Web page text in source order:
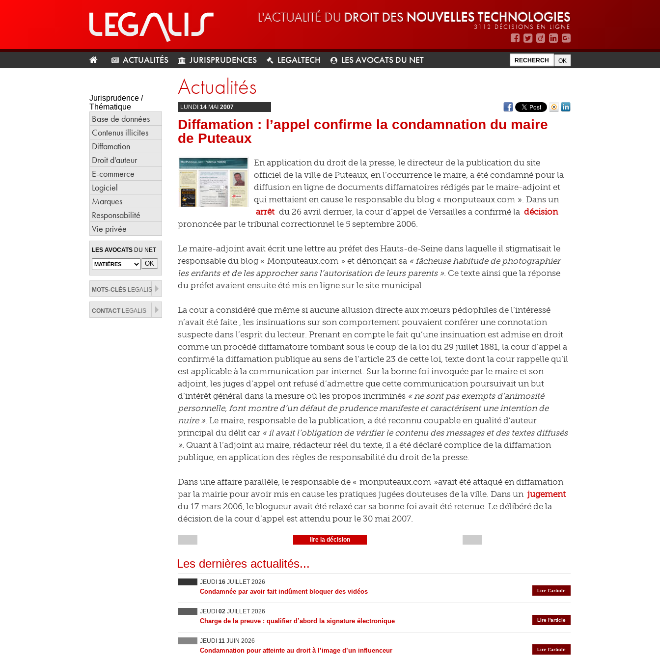
L'ACTUALITÉ DU DROIT DES NOUVELLES TECHNOLOGIES
3112 DÉCISIONS EN LIGNE
ACTUALITÉS JURISPRUDENCES LEGALTECH LES AVOCATS DU NET
Jurisprudence /
Thématique
Base de données
Contenus illicites
Diffamation
Droit d'auteur
E-commerce
Logiciel
Marques
Responsabilité
Vie privée
LES AVOCATS DU NET
MOTS-CLÉS LEGALIS
CONTACTLEGALIS
Actualités
LUNDI 14 MAI 2007
Diffamation : l’appel confirme la condamnation du maire
de Puteaux
En application du droit de la presse, le directeur de la publication du site
officiel de la ville de Puteaux, en l’occurrence le maire, a été condamné pour la
diffusion en ligne de documents diffamatoires rédigés par le maire-adjoint et
qui mettaient en cause le responsable du blog « monputeaux.com ». Dans un
arrêt du 26 avril dernier, la cour d’appel de Versailles a confirmé la décision
prononcée par le tribunal correctionnel le 5 septembre 2006.
Le maire-adjoint avait écrit une lettre au préfet des Hauts-de-Seine dans laquelle il stigmatisait le
responsable du blog « Monputeaux.com » et dénonçait sa « fâcheuse habitude de photographier
les enfants et de les approcher sans l’autorisation de leurs parents ». Ce texte ainsi que la réponse
du préfet avaient ensuite été mis en ligne sur le site municipal.
La cour a considéré que même si aucune allusion directe aux mœurs pédophiles de l’intéressé
n’avait été faite , les insinuations sur son comportement pouvaient conférer une connotation
suspecte dans l’esprit du lecteur. Prenant en compte le fait qu’une insinuation est admise en droit
comme un procédé diffamatoire tombant sous le coup de la loi du 29 juillet 1881, la cour d’appel a
confirmé la diffamation publique au sens de l’article 23 de cette loi, texte dont la cour rappelle qu’il
est applicable à la communication par internet. Sur la bonne foi invoquée par le maire et son
adjoint, les juges d’appel ont refusé d’admettre que cette communication poursuivait un but
d’intérêt général dans la mesure où les propos incriminés « ne sont pas exempts d’animosité
personnelle, font montre d’un défaut de prudence manifeste et caractérisent une intention de
nuire ». Le maire, responsable de la publication, a été reconnu coupable en qualité d’auteur
principal du délit car « il avait l’obligation de vérifier le contenu des messages et des textes diffusés
». Quant à l’adjoint au maire, rédacteur réel du texte, il a été déclaré complice de la diffamation
publique, en application des règles de responsabilité du droit de la presse.
Dans une affaire parallèle, le responsable de « monputeaux.com »avait été attaqué en diffamation
par la mairie pour avoir mis en cause les pratiques jugées douteuses de la ville. Dans un jugement
du 17 mars 2006, le blogueur avait été relaxé car sa bonne foi avait été retenue. Le délibéré de la
décision de la cour d’appel est attendu pour le 30 mai 2007.
lire la décision
Les dernières actualités...
JEUDI 16 JUILLET 2026
Lire l'article
Condamnée par avoir fait indûment bloquer des vidéos
JEUDI 02 JUILLET 2026
Lire l'article
Charge de la preuve : qualifier d’abord la signature électronique
JEUDI 11 JUIN 2026
Lire l'article
Condamnation pour atteinte au droit à l’image d’un influenceur